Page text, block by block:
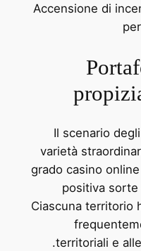
Accensione di
Il scenario
varietà
grado casino
positiva sorte
Ciascuna territorio
territoriali e